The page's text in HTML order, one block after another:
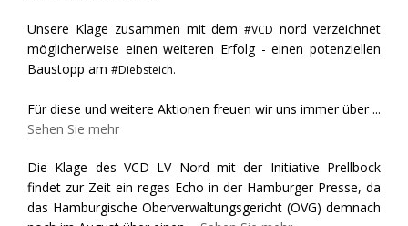
Unsere Klage zusammen mit dem#VCD nord verzeichnet
möglicherweise einen weiteren Erfolg - einen potenziellen
Baustopp am #Diebsteich.
Für diese und weitere Aktionen freuen wir uns immer über ...
Sehen Sie mehr
Die Klage des VCD LV Nord mit der Initiative Prellbock
findet zur Zeit ein reges Echo in der Hamburger Presse, da
das Hamburgische Oberverwaltungsgericht (OVG) demnach